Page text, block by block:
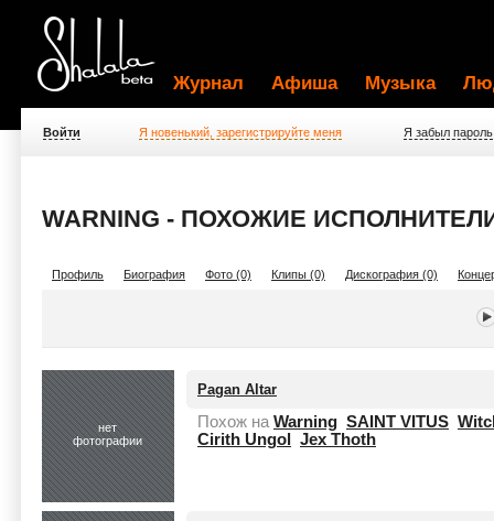
Журнал Афиша Музыка
Войти Я новенький, зарегистрируйте меня Я забыл пароль
WARNING - ПОХОЖИЕ
Профиль Биография Фото (0) Клипы (0) Дискография (0)
нет
фотографии
Pagan Altar
Похож на Warning SAINT VITUS
Cirith Ungol
Jex Thoth